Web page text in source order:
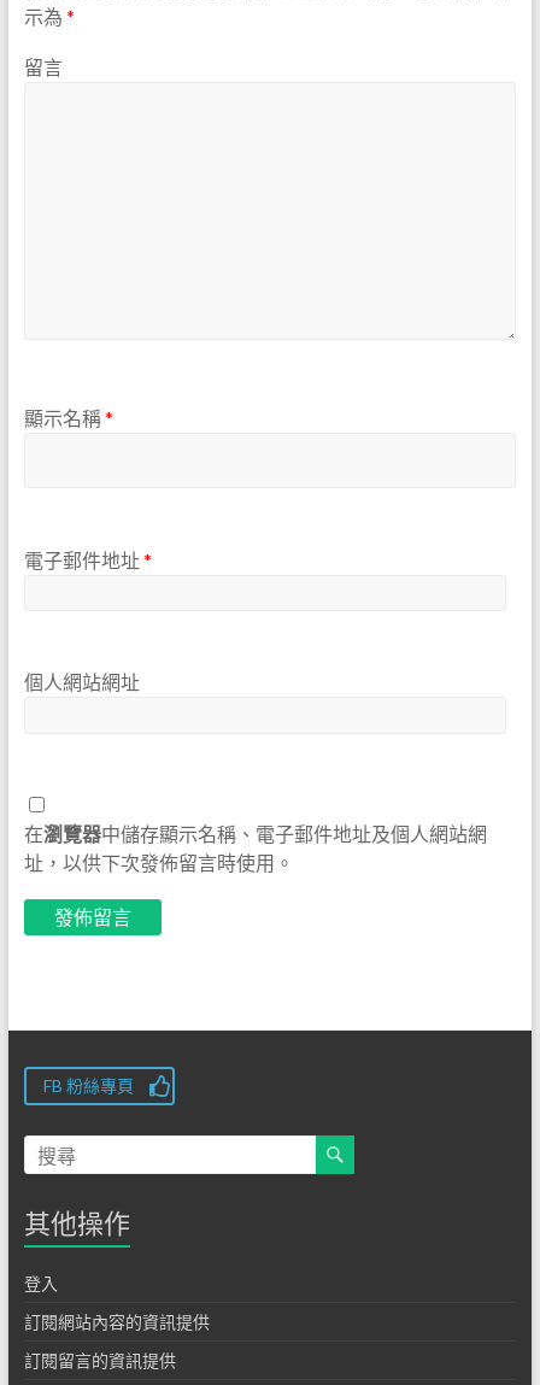
示為 *
留言
顯示名稱*
電子郵件地址*
個人網站網址
在瀏覽器中儲存顯示名稱、電子郵件地址及個人網站網
址，以供下次發佈留言時使用。
FB 粉絲專頁
其他操作
登入
訂閱網站內容的資訊提供
訂閱留言的資訊提供